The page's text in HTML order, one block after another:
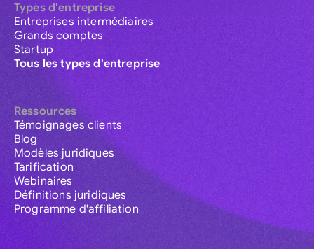
Types d'entreprise
Entreprises intermédiaires
Grands comptes
Startup
Tous les types d'entreprise
Ressources
Témoignages clients
Blog
Modèles juridiques
Tarification
Webinaires
Définitions juridiques
Programme d'affiliation